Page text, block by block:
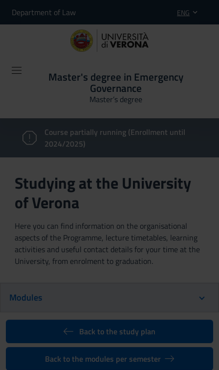
Department of Law ENG
Master's degree in Emergency
Governance
Master’s degree
Course partially running (Enrollment until
2024/2025)
Studying at the University
of Verona
Here you can find information on the organisational
aspects of the Programme, lecture timetables, learning
activities and useful contact details for your time at the
University, from enrolment to graduation.
Modules
Back to the study plan
Back to the modules per semester